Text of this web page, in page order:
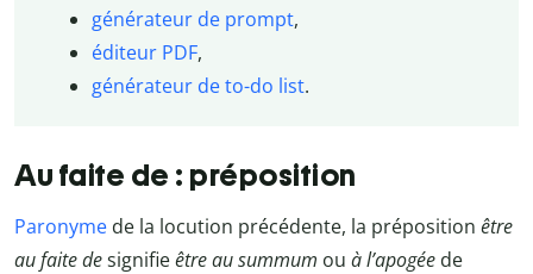
générateur de prompt,
éditeur PDF,
générateur de to-do list.
Au faite de : préposition
Paronyme de la locution précédente, la préposition être
au faite designifieêtre au summum ou à l’apogée de